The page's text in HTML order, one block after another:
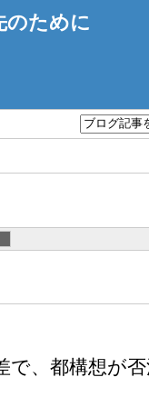
のために
で、都構想が